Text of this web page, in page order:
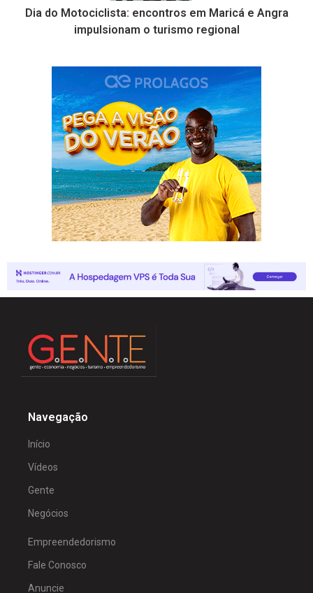
Dia do Motociclista: encontros em Maricá e Angra
impulsionam o turismo regional
Navegação
Início
Vídeos
Gente
Negócios
Empreendedorismo
Fale Conosco
Anuncie